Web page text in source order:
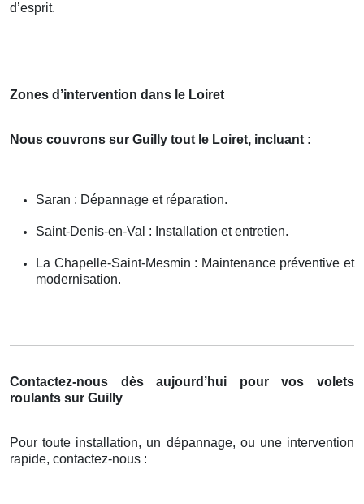
d’esprit.
Zones d’intervention dans le Loiret
Nous couvrons sur Guilly tout le Loiret, incluant :
Saran : Dépannage et réparation.
Saint-Denis-en-Val : Installation et entretien.
La Chapelle-Saint-Mesmin : Maintenance préventive et
modernisation.
Contactez-nous dès aujourd’hui pour vos volets
roulants sur Guilly
Pour toute installation, un dépannage, ou une intervention
rapide, contactez-nous :